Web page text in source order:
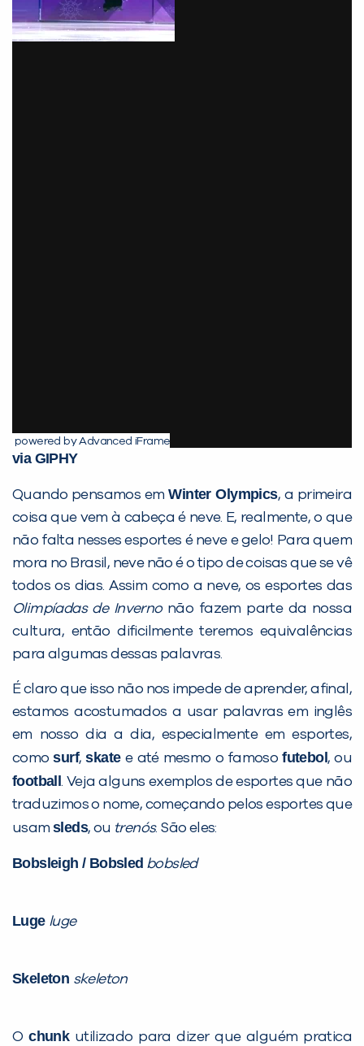
powered by Advanced iFrame
via GIPHY
Quando pensamos emWinter Olympics, a primeira
coisa que vem à cabeça é neve. E, realmente, o que
não falta nesses esportes é neve e gelo! Para quem
mora no Brasil, neve não é o tipo de coisas que se vê
todos os dias. Assim como a neve, os esportes das
Olimpíadas de Invernonão fazem parte da nossa
cultura, então dificilmente teremos equivalências
para algumas dessas palavras.
É claro que isso não nos impede de aprender, afinal,
estamos acostumados a usar palavras em inglês
em nosso dia a dia, especialmente em esportes,
comosurf,skatee até mesmo o famosofutebol , ou
football. Veja alguns exemplos de esportes que não
traduzimos o nome, começando pelos esportes que
usam sleds, ou trenós. São eles:
Bobsleigh / Bobsled bobsled
Luge luge
Skeleton skeleton
Ochunkutilizado para dizer que alguém pratica